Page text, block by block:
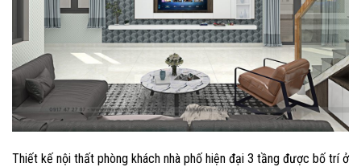
Thiết kế nội thất phòng khách nhà phố hiện đại 3 tầng được bố trí ở